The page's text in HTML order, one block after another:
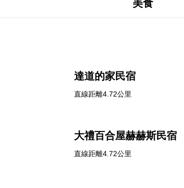
美食
達道的家民宿
直線距離4.72公里
大禮百合屋赫赫斯民宿
直線距離4.72公里